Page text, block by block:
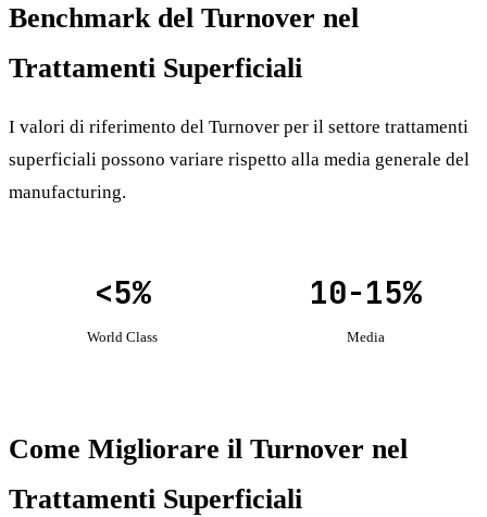
Benchmark del Turnover nel
Trattamenti Superficiali
I valori di riferimento del Turnover per il settore trattamenti
superficiali possono variare rispetto alla media generale del
manufacturing.
<5%
World Class
10-15%
Media
Come Migliorare il Turnover nel
Trattamenti Superficiali